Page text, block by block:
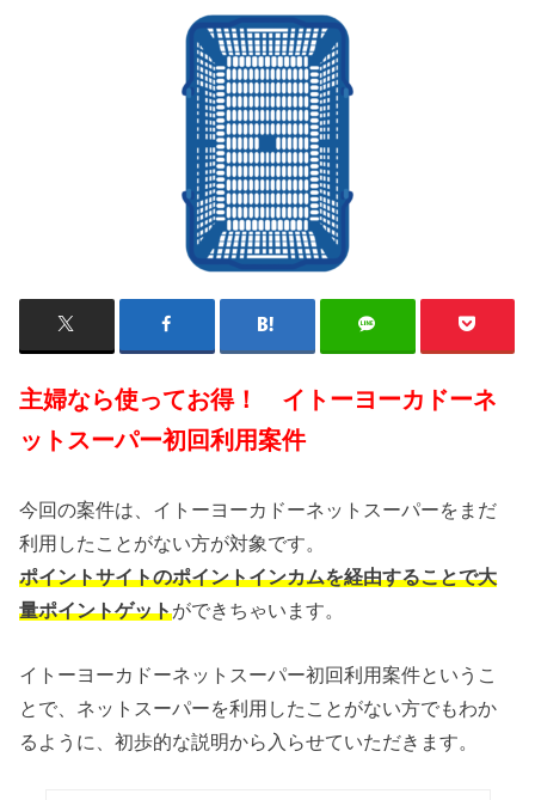
主婦なら使ってお得！ イトーヨーカドーネ
ットスーパー初回利用案件
今回の案件は、イトーヨーカドーネットスーパーをまだ
利用したことがない方が対象です。
ポイントサイトのポイントインカムを経由することで大
量ポイントゲットができちゃいます。
イトーヨーカドーネットスーパー初回利用案件というこ
とで、ネットスーパーを利用したことがない方でもわか
るように、初歩的な説明から入らせていただきます。